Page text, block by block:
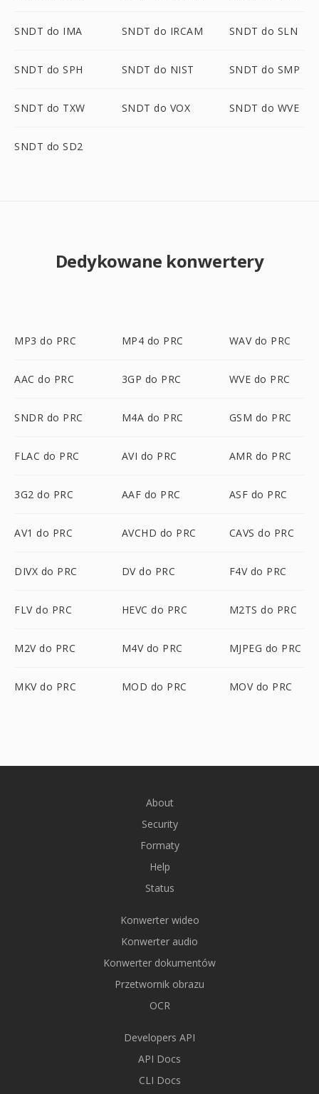
SNDT do IMA SNDT do IRCAM SNDT do SLN
SNDT do SPH SNDT do NIST SNDT do SMP
SNDT do TXW SNDT do VOX SNDT do WVE
SNDT do SD2
Dedykowane konwertery
MP3 do PRC MP4 do PRC WAV do PRC
AAC do PRC 3GP do PRC WVE do PRC
SNDR do PRC M4A do PRC GSM do PRC
FLAC do PRC AVI do PRC AMR do PRC
3G2 do PRC AAF do PRC ASF do PRC
AV1 do PRC AVCHD do PRC CAVS do PRC
DIVX do PRC DV do PRC F4V do PRC
FLV do PRC HEVC do PRC M2TS do PRC
M2V do PRC M4V do PRC MJPEG do PRC
MKV do PRC MOD do PRC MOV do PRC
About
Security
Formaty
Help
Status
Konwerter wideo
Konwerter audio
Konwerter dokumentów
Przetwornik obrazu
OCR
Developers API
API Docs
CLI Docs